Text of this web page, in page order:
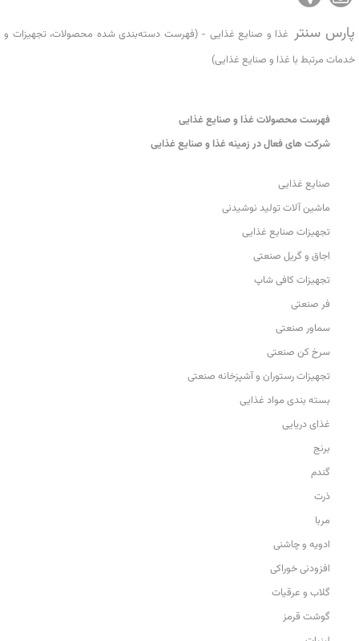
پارس سنتر غذا و صنایع غذایی - (فهرست دسته‌بندی شده محصولات، تجهیزات و
خدمات مرتبط با غذا و صنایع غذایی)
فهرست محصولات غذا و صنایع غذایی
شرکت های فعال در زمینه غذا و صنایع غذایی
صنایع غذایی
ماشین آلات تولید نوشیدنی
تجهیزات صنایع غذایی
اجاق و گریل صنعتی
تجهیزات کافی شاپ
فر صنعتی
سماور صنعتی
سرخ کن صنعتی
تجهیزات رستوران و آشپزخانه صنعتی
بسته بندی مواد غذایی
غذای دریایی
برنج
گندم
ذرت
مربا
ادویه و چاشنی
افزودنی خوراکی
گلاب و عرقیات
گوشت قرمز